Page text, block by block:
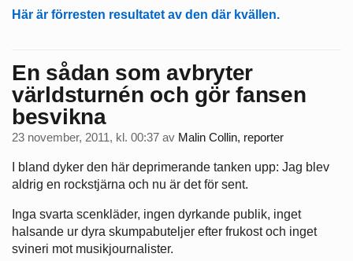
Här är förresten resultatet av den där kvällen.
En sådan som avbryter
världsturnén och gör fansen
besvikna
23 november, 2011, kl. 00:37 av Malin Collin, reporter
I bland dyker den här deprimerande tanken upp: Jag blev
aldrig en rockstjärna och nu är det för sent.
Inga svarta scenkläder, ingen dyrkande publik, inget
halsande ur dyra skumpabuteljer efter frukost och inget
svineri mot musikjournalister.